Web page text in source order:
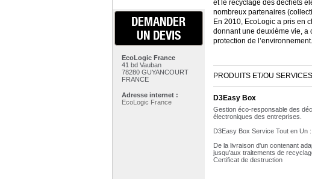
DEMANDER
UN DEVIS
EcoLogic France
41 bd Vauban
78280 GUYANCOURT
FRANCE
Adresse internet :
EcoLogic France
et le recyclage des déchets
nombreux partenaires
En 2010, EcoLogic a pris en
donnant une deuxième vie, a
protection de l’environnement.
PRODUITS ET/OU
D3Easy Box
Gestion éco-responsable des
électroniques des entreprises.
D3Easy Box Service Tout en Un :
De la livraison d'un contenant
jusqu'aux traitements de
Certificat de destruction